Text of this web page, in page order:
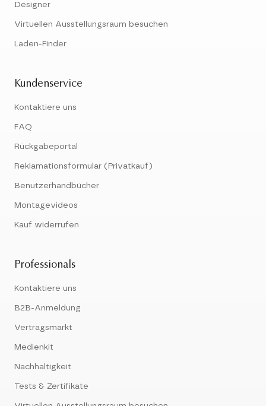
Designer
Virtuellen Ausstellungsraum besuchen
Laden-Finder
Kundenservice
Kontaktiere uns
FAQ
Rückgabeportal
Reklamationsformular (Privatkauf)
Benutzerhandbücher
Montagevideos
Kauf widerrufen
Professionals
Kontaktiere uns
B2B-Anmeldung
Vertragsmarkt
Medienkit
Nachhaltigkeit
Tests & Zertifikate